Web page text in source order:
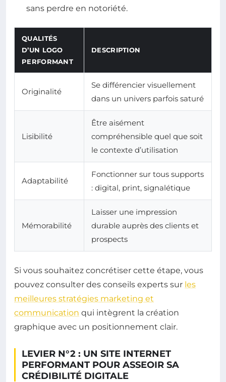
sans perdre en notoriété.
QUALITÉS
D’UN LOGO
PERFORMANT
DESCRIPTION
Originalité
Se différencier visuellement
dans un univers parfois saturé
Lisibilité
Être aisément
compréhensible quel que soit
le contexte d’utilisation
Adaptabilité
Fonctionner sur tous supports
: digital, print, signalétique
Mémorabilité
Laisser une impression
durable auprès des clients et
prospects
Si vous souhaitez concrétiser cette étape, vous
pouvez consulter des conseils experts sur les
meilleures stratégies marketing et
communication qui intègrent la création
graphique avec un positionnement clair.
LEVIER N°2 : UN SITE INTERNET
PERFORMANT POUR ASSEOIR SA
CRÉDIBILITÉ DIGITALE